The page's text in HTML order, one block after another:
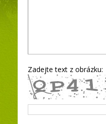
Zadejte text z obrázku: